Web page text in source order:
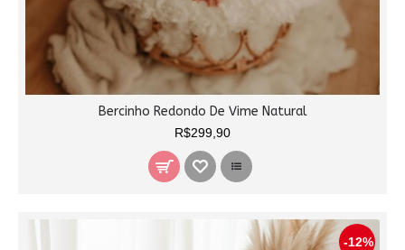
Bercinho Redondo De Vime Natural
R$299,90
-12%